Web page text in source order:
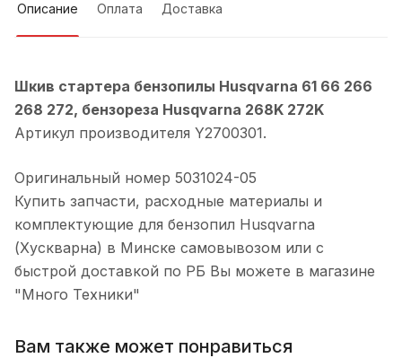
Описание Оплата Доставка
Шкив стартера бензопилы Husqvarna 61 66 266
268 272, бензореза Husqvarna 268K 272K
Артикул производителя Y2700301.
Оригинальный номер 5031024-05
Купить запчасти, расходные материалы и
комплектующие для бензопил Husqvarna
(Хускварна) в Минске самовывозом или с
быстрой доставкой по РБ Вы можете в магазине
"Много Техники"
Вам также может понравиться